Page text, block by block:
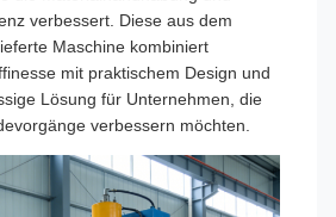
verbessert. Diese aus dem
Maschine kombiniert
mit praktischem Design und
Lösung für Unternehmen, die
verbessern möchten.